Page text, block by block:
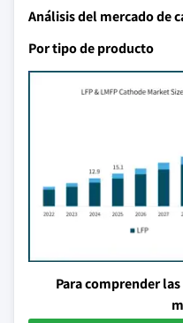
Análisis del mercado de
Por tipo de producto
Para comprender